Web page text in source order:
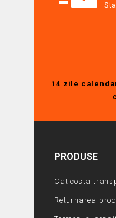
14 zile
PRODUSE
Cat costa
Returnarea